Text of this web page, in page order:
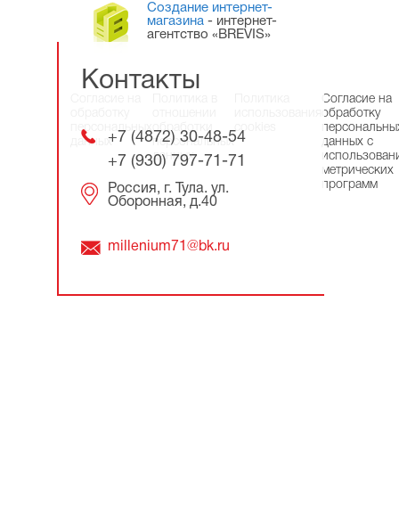
Контакты
+7 (4872) 30-48-54
+7 (930) 797-71-71
Россия, г. Тула. ул.
Оборонная, д.40
millenium71@bk.ru
Создание интернет-
магазина - интернет-
агентство «BREVIS»
персональных
данных
обработки
персональных
данных
cookies
Согласие на
обработку
данных с
метрических
программ